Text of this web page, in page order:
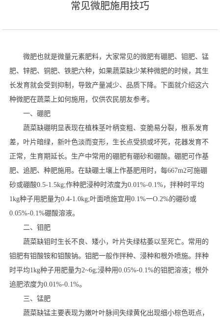
常见微肥施用技巧
微肥也就是微量元素肥料，大家常见的微肥有硼肥、钼肥、锰
肥、锌肥、铜肥、铁肥六种，如果蔬菜缺少某种微肥的时候，其生
长发育就会受到抑制，导致产量减少、品质下降。下面就介绍这六
种微肥在蔬菜上如何施用，仅供农民朋友参考。
一、硼肥
蔬菜缺硼明显表现在植株茎叶柄变粗、变脆易分裂，根系发育
差，叶片暗绿，新叶色淡而变形，生长点受损或坏死，花器发育不
正常，生育期延长。生产中常用的硼肥有硼砂和硼酸。硼肥可作基
肥、追肥、种肥施用。在缺硼土壤上作基肥用时，每667m2可施硼
砂或硼酸0.5-1.5kg;作种肥浸种时浓度为0.01%-0.1%，拌种时平均
1kg种子用肥量为0.4-1.0kg;叶面喷施宜用0.1%一O.2%的硼砂或
0.05%-0.1%硼酸溶液。
二、钼肥
蔬菜缺钼时生长不良、矮小，叶片失绿枯萎以至死亡。常用的
钼肥有钼酸铵和钼酸钠。钼肥一般作拌种、浸种和根外喷施。拌种
时平均1kg种子用肥量为2~6g;浸种用0.05%-0.1%的钼肥溶液；根外
追肥浓度为0.01%-0.1%。
三、锰肥
蔬菜缺锰主要表现为嫩叶叶脉间失绿黄化出现细小棕色斑点，